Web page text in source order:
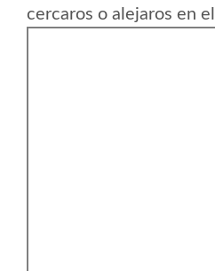
cercaros o alejaros en